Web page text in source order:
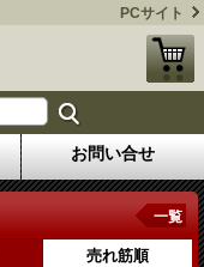
PCサイト
お問い合せ
一覧
売れ筋順